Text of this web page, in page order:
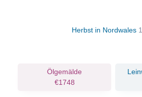
Herbst in Nordwales
Ölgemälde
€1748